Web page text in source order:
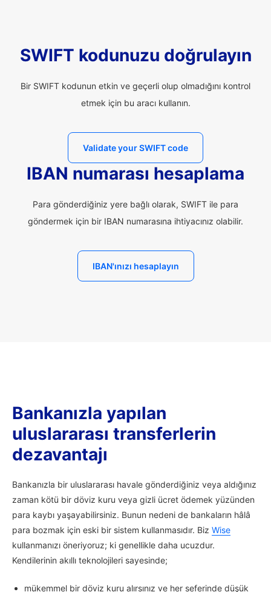
SWIFT kodunuzu doğrulayın
Bir SWIFT kodunun etkin ve geçerli olup olmadığını kontrol
etmek için bu aracı kullanın.
Validate your SWIFT code
IBAN numarası hesaplama
Para gönderdiğiniz yere bağlı olarak, SWIFT ile para
göndermek için bir IBAN numarasına ihtiyacınız olabilir.
IBAN'ınızı hesaplayın
Bankanızla yapılan
uluslararası transferlerin
dezavantajı
Bankanızla bir uluslararası havale gönderdiğiniz veya aldığınız
zaman kötü bir döviz kuru veya gizli ücret ödemek yüzünden
para kaybı yaşayabilirsiniz. Bunun nedeni de bankaların hâlâ
para bozmak için eski bir sistem kullanmasıdır. Biz Wise
kullanmanızı öneriyoruz; ki genellikle daha ucuzdur.
Kendilerinin akıllı teknolojileri sayesinde;
mükemmel bir döviz kuru alırsınız ve her seferinde düşük